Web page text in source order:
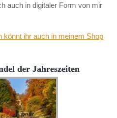
auch in digitaler Form von mir
könnt ihr auch in meinem Shop
der Jahreszeiten